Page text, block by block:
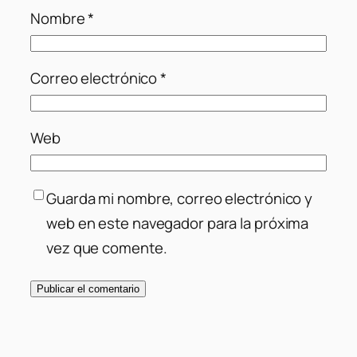
Nombre*
Correo electrónico*
Web
Guarda mi nombre, correo electrónico y
web en este navegador para la próxima
vez que comente.